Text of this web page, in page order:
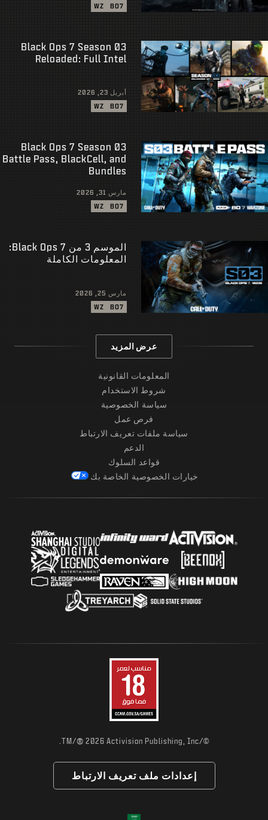
BO7
WZ
Black Ops 7 Season 03
Reloaded: Full Intel
أبريل 23, 2026
BO7
WZ
Black Ops 7 Season 03
Battle Pass, BlackCell, and
Bundles
مارس 31, 2026
BO7
WZ
الموسم 3 من Black Ops 7:
المعلومات الكاملة
مارس 25, 2026
BO7
WZ
عرض المزيد
المعلومات القانونية
شروط الاستخدام
سياسة الخصوصية
فرص عمل
سياسة ملفات تعريف الارتباط
الدعم
قواعد السلوك
خيارات الخصوصية الخاصة بك
©/TM/
® 2026 Activision Publishing, Inc.
إعدادات ملف تعريف الارتباط